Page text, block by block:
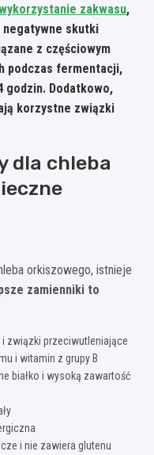
zakwasu,
negatywne skutki
z częściowym
podczas fermentacji,
godzin. Dodatkowo,
korzystne związki
dla chleba
orkiszowego, istnieje
zamienniki to
związki przeciwutleniające
i witamin z grupy B
białko i wysoką zawartość
i nie zawiera glutenu